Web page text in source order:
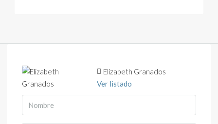
Elizabeth Granados
Ver listado